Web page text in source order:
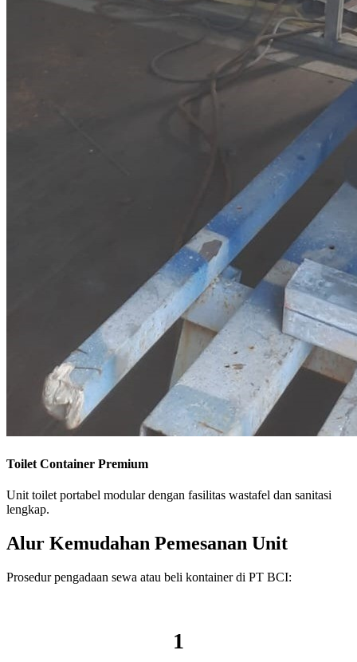
Toilet Container Premium
Unit toilet portabel modular dengan fasilitas wastafel dan sanitasi
lengkap.
Alur Kemudahan Pemesanan Unit
Prosedur pengadaan sewa atau beli kontainer di PT BCI:
1